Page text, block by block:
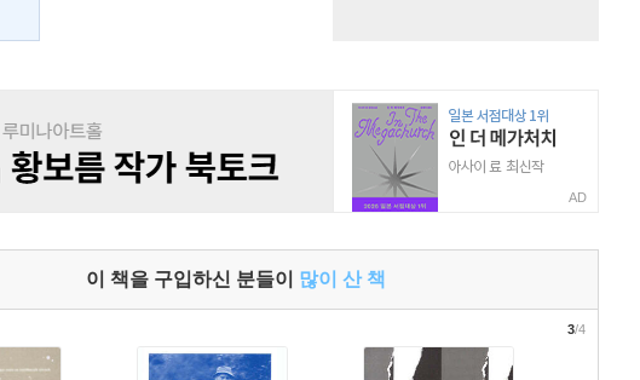
AD
이 책을 구입하신 분들이 많이 산 책
3/4